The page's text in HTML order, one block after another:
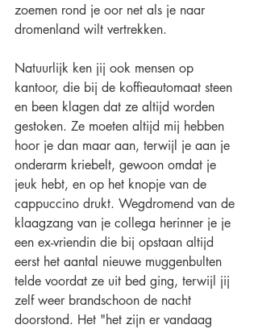
zoemen rond je oor net als je naar
dromenland wilt vertrekken.
Natuurlijk ken jij ook mensen op
kantoor, die bij de koffieautomaat steen
en been klagen dat ze altijd worden
gestoken. Ze moeten altijd mij hebben
hoor je dan maar aan, terwijl je aan je
onderarm kriebelt, gewoon omdat je
jeuk hebt, en op het knopje van de
cappuccino drukt. Wegdromend van de
klaagzang van je collega herinner je je
een ex-vriendin die bij opstaan altijd
eerst het aantal nieuwe muggenbulten
telde voordat ze uit bed ging, terwijl jij
zelf weer brandschoon de nacht
doorstond. Het "het zijn er vandaag